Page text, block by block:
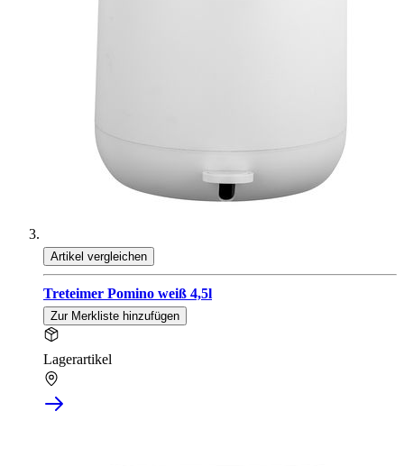
Artikel vergleichen
Treteimer Pomino weiß 4,5l
Zur Merkliste hinzufügen
Lagerartikel